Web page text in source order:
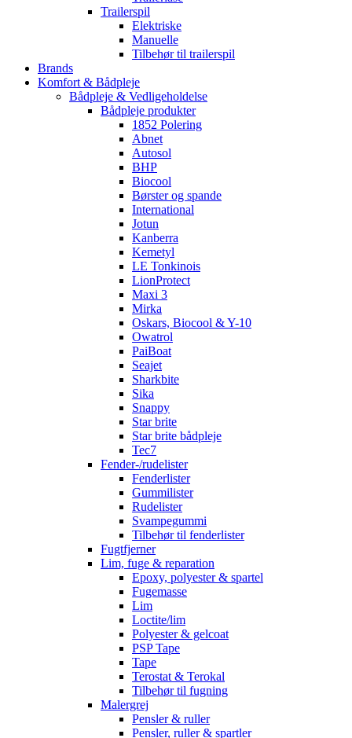
Trailerspil
Elektriske
Manuelle
Tilbehør til trailerspil
Brands
Komfort & Bådpleje
Bådpleje & Vedligeholdelse
Bådpleje produkter
1852 Polering
Abnet
Autosol
BHP
Biocool
Børster og spande
International
Jotun
Kanberra
Kemetyl
LE Tonkinois
LionProtect
Maxi 3
Mirka
Oskars, Biocool & Y-10
Owatrol
PaiBoat
Seajet
Sharkbite
Sika
Snappy
Star brite
Star brite bådpleje
Tec7
Fender-/rudelister
Fenderlister
Gummilister
Rudelister
Svampegummi
Tilbehør til fenderlister
Fugtfjerner
Lim, fuge & reparation
Epoxy, polyester & spartel
Fugemasse
Lim
Loctite/lim
Polyester & gelcoat
PSP Tape
Tape
Terostat & Terokal
Tilbehør til fugning
Malergrej
Pensler & ruller
Pensler, ruller & spartler